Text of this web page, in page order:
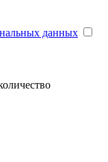
данных